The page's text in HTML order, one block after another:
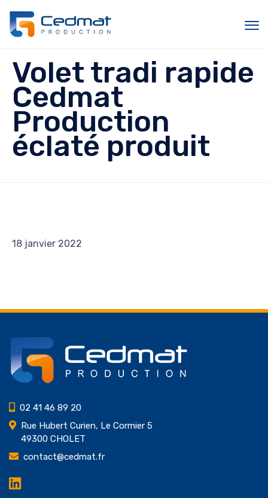
Volet tradi rapide
Cedmat
Production
éclaté produit
18 janvier 2022
02 41 46 89 20
Rue Hubert Curien, Le Cormier 5
49300 CHOLET
contact@cedmat.fr
LinkedIn
Cedmat